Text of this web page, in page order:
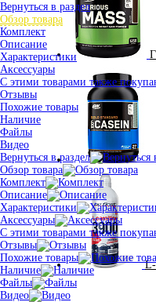
Вернуться в раздел
Обзор товара
Комплект
Описание
Характеристики
Аксессуары
С этими товарами также
Отзывы
Похожие товары
Наличие
Файлы
Видео
Вернуться в раздел
Обзор товара
Комплект
Описание
Характеристики
Аксессуары
С этими товарами также
Отзывы
Похожие товары
Наличие
Файлы
Видео